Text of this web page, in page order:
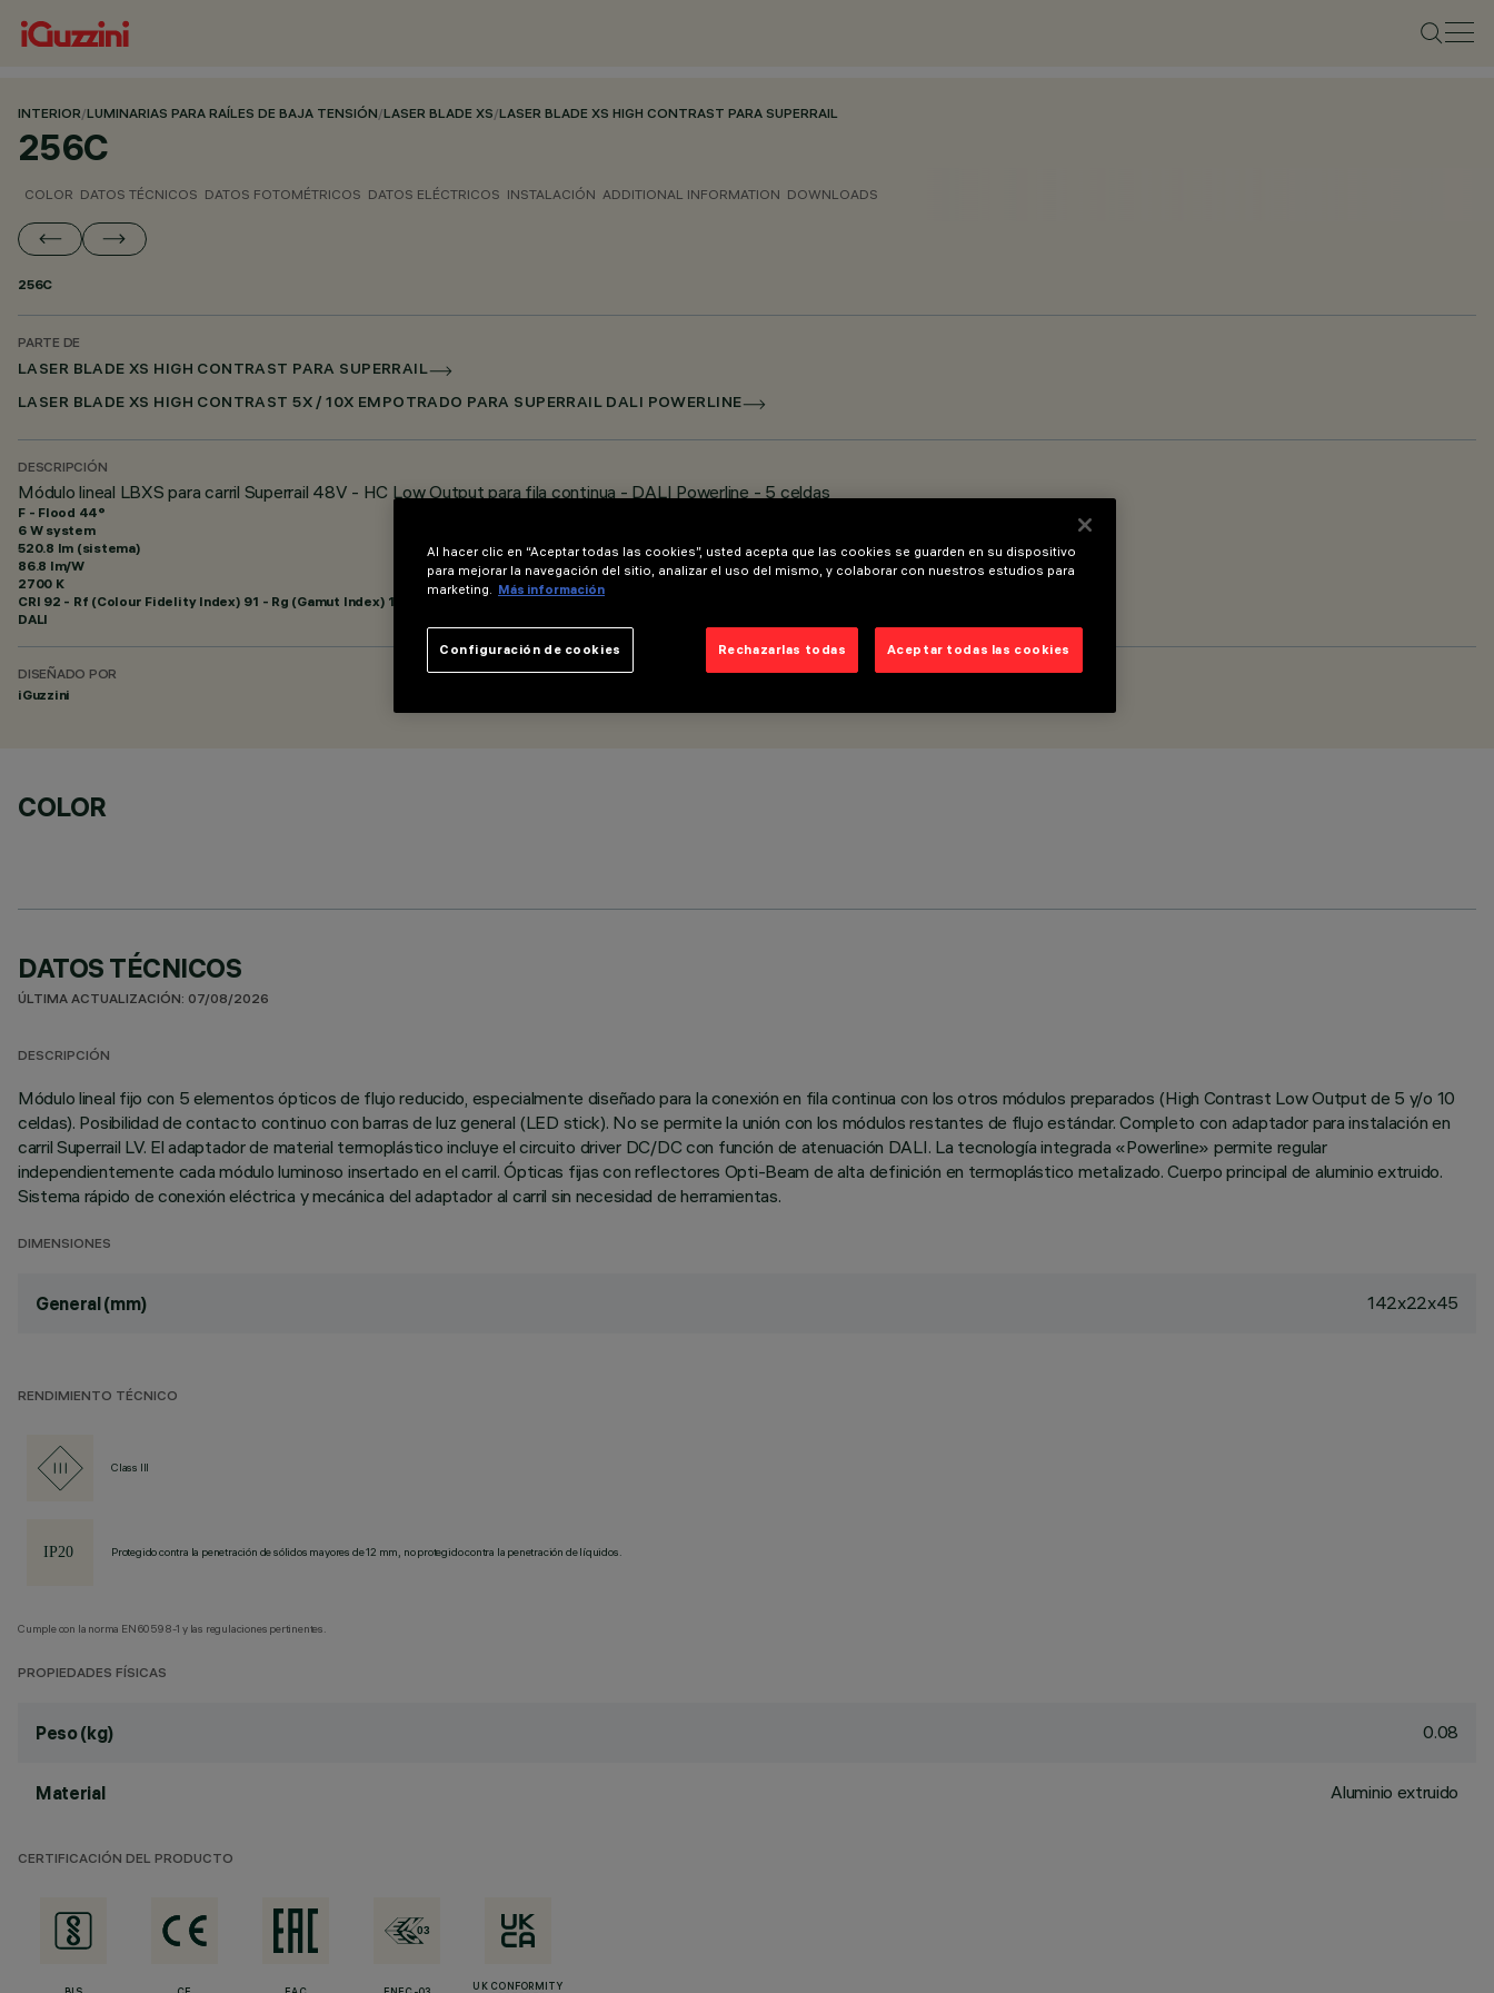
INTERIOR/LUMINARIAS PARA RAÍLES DE BAJA TENSIÓN/LASER BLADE XS/LASER BLADE XS HIGH CONTRAST PARA SUPERRAIL
256C
COLOR DATOS TÉCNICOS DATOS FOTOMÉTRICOS DATOS ELÉCTRICOS INSTALACIÓN ADDITIONAL INFORMATION DOWNLOADS
256C
PARTE DE
LASER BLADE XS HIGH CONTRAST PARA SUPERRAIL
LASER BLADE XS HIGH CONTRAST 5X / 10X EMPOTRADO PARA SUPERRAIL DALI POWERLINE
DESCRIPCIÓN
Módulo lineal LBXS para carril Superrail 48V - HC Low Output para fila continua - DALI Powerline - 5 celdas
F - Flood 44°
6 W system
520.8 lm (sistema)
86.8 lm/W
2700 K
CRI 92 - Rf (Colour Fidelity Index) 91 - Rg (Gamut Index) 102
DALI
DISEÑADO POR
iGuzzini
COLOR
DATOS TÉCNICOS
ÚLTIMA ACTUALIZACIÓN: 07/08/2026
DESCRIPCIÓN
Módulo lineal fijo con 5 elementos ópticos de flujo reducido, especialmente diseñado para la conexión en fila continua con los otros módulos preparados (High Contrast Low Output de 5 y/o 10
celdas). Posibilidad de contacto continuo con barras de luz general (LED stick). No se permite la unión con los módulos restantes de flujo estándar. Completo con adaptador para instalación en
carril Superrail LV. El adaptador de material termoplástico incluye el circuito driver DC/DC con función de atenuación DALI. La tecnología integrada «Powerline» permite regular
independientemente cada módulo luminoso insertado en el carril. Ópticas fijas con reflectores Opti-Beam de alta definición en termoplástico metalizado. Cuerpo principal de aluminio extruido.
Sistema rápido de conexión eléctrica y mecánica del adaptador al carril sin necesidad de herramientas.
DIMENSIONES
General (mm) 142x22x45
RENDIMIENTO TÉCNICO
Class III
Protegido contra la penetración de sólidos mayores de 12 mm, no protegido contra la penetración de líquidos.
Cumple con la norma EN60598-1 y las regulaciones pertinentes.
PROPIEDADES FÍSICAS
Peso (kg) 0.08
Material Aluminio extruido
CERTIFICACIÓN DEL PRODUCTO
UK CONFORMITY
Al hacer clic en “Aceptar todas las cookies”, usted acepta que las cookies se guarden en su dispositivo
para mejorar la navegación del sitio, analizar el uso del mismo, y colaborar con nuestros estudios para
marketing. Más información
Rechazarlas todas Aceptar todas las cookies
Configuración de cookies